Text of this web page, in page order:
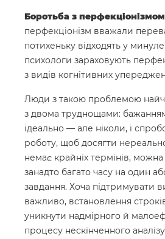
Боротьба з
перфекціонізм вважали
потихеньку відходять у
психологи зараховують
з видів когнітивних
Люди з такою проблемою
з двома труднощами:
ідеально — але ніколи, і
роботу, щоб досягти
немає крайніх термінів,
занадто багато часу на один
завдання. Хоча підтримувати
важливо, встановлення
уникнути надмірного й
процесу нескінченного